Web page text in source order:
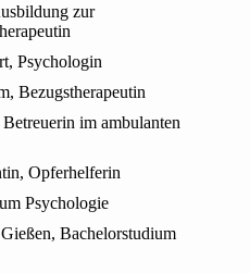
zur
Psychologin
Bezugstherapeutin
im ambulanten
Opferhelferin
Psychologie
Bachelorstudium